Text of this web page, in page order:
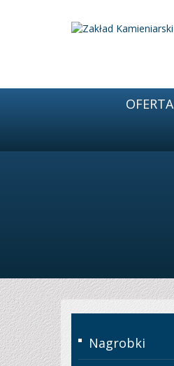
OFERTA
Nagrobki